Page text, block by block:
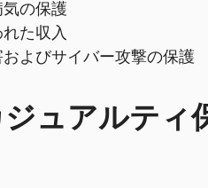
の保護
た収入
よびサイバー攻撃の保護
ュアルティ